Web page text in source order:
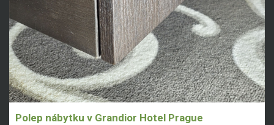
Polep nábytku v Grandior Hotel Prague